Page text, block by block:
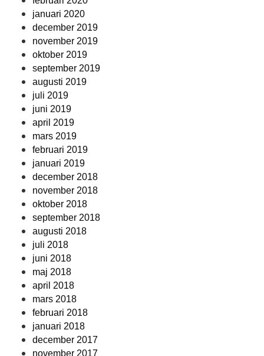
januari 2020
december 2019
november 2019
oktober 2019
september 2019
augusti 2019
juli 2019
juni 2019
april 2019
mars 2019
februari 2019
januari 2019
december 2018
november 2018
oktober 2018
september 2018
augusti 2018
juli 2018
juni 2018
maj 2018
april 2018
mars 2018
februari 2018
januari 2018
december 2017
november 2017